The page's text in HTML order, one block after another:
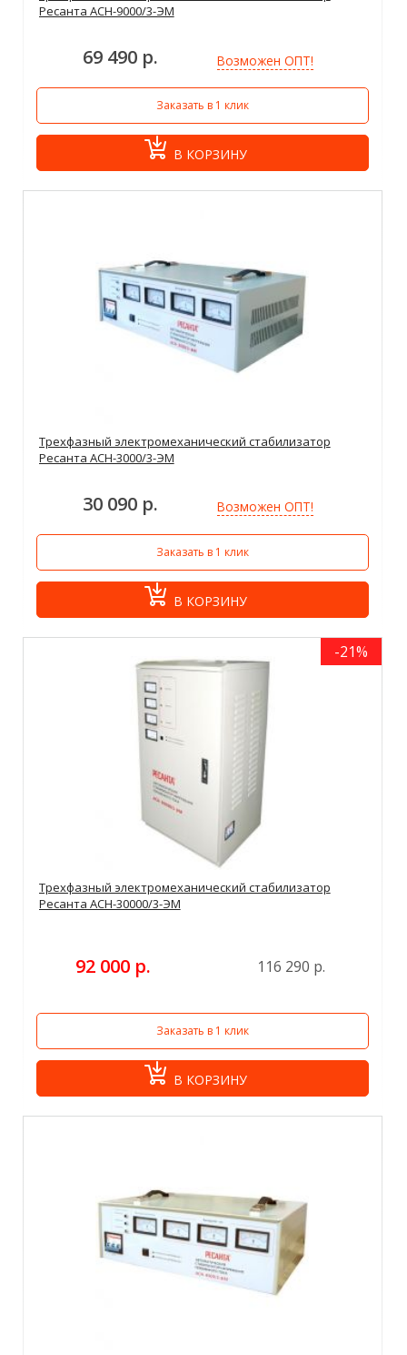
Ресанта АСН-9000/3-ЭМ
69 490 р. Возможен ОПТ!
Заказать в 1 клик
В КОРЗИНУ
Трехфазный электромеханический стабилизатор
Ресанта АСН-3000/3-ЭМ
30 090 р. Возможен ОПТ!
Заказать в 1 клик
В КОРЗИНУ
-21%
Трехфазный электромеханический стабилизатор
Ресанта АСН-30000/3-ЭМ
92 000 р. 116 290 р.
Заказать в 1 клик
В КОРЗИНУ